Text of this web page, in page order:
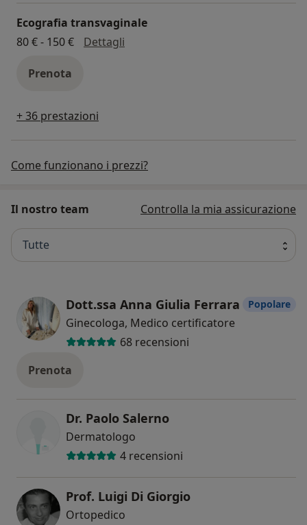
Ecografia transvaginale
80 € - 150 €
Dettagli
Prenota
+ 36 prestazioni
Come funzionano i prezzi?
Il nostro team Controlla la mia assicurazione
Tutte
Dott.ssa Anna Giulia Ferrara
Ginecologa, Medico certificatore
68 recensioni
Popolare
Prenota
Dr. Paolo Salerno
Dermatologo
4 recensioni
Prof. Luigi Di Giorgio
Ortopedico